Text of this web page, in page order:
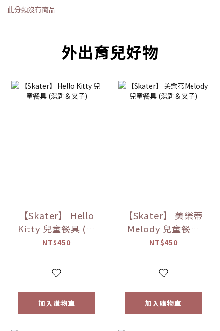
此分類沒有商品
外出育兒好物
【Skater】 Hello
Kitty 兒童餐具 (湯
匙＆叉子)
NT$450
加入購物車
【Skater】 美樂蒂
Melody 兒童餐具
(湯匙＆叉子)
NT$450
加入購物車